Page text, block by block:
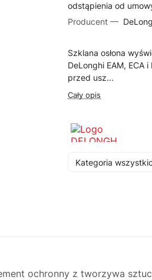
odstąpienia od
Producent —
Szklana osłona
DeLonghi EAM, ECA
przed usz...
Cały opis
Kategoria
ochronny z tworzywa